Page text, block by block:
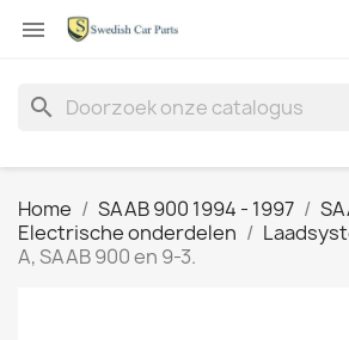

search
Home SAAB 900 1994 - 1997
Electrische onderdelen
A, SAAB 900 en 9-3.